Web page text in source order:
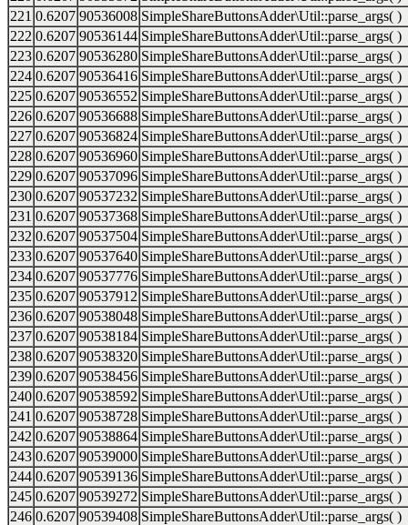
221 0.6207 90536008 SimpleShareButtonsAdder\Util::parse_args( )
222 0.6207 90536144 SimpleShareButtonsAdder\Util::parse_args( )
223 0.6207 90536280 SimpleShareButtonsAdder\Util::parse_args( )
224 0.6207 90536416 SimpleShareButtonsAdder\Util::parse_args( )
225 0.6207 90536552 SimpleShareButtonsAdder\Util::parse_args( )
226 0.6207 90536688 SimpleShareButtonsAdder\Util::parse_args( )
227 0.6207 90536824 SimpleShareButtonsAdder\Util::parse_args( )
228 0.6207 90536960 SimpleShareButtonsAdder\Util::parse_args( )
229 0.6207 90537096 SimpleShareButtonsAdder\Util::parse_args( )
230 0.6207 90537232 SimpleShareButtonsAdder\Util::parse_args( )
231 0.6207 90537368 SimpleShareButtonsAdder\Util::parse_args( )
232 0.6207 90537504 SimpleShareButtonsAdder\Util::parse_args( )
233 0.6207 90537640 SimpleShareButtonsAdder\Util::parse_args( )
234 0.6207 90537776 SimpleShareButtonsAdder\Util::parse_args( )
235 0.6207 90537912 SimpleShareButtonsAdder\Util::parse_args( )
236 0.6207 90538048 SimpleShareButtonsAdder\Util::parse_args( )
237 0.6207 90538184 SimpleShareButtonsAdder\Util::parse_args( )
238 0.6207 90538320 SimpleShareButtonsAdder\Util::parse_args( )
239 0.6207 90538456 SimpleShareButtonsAdder\Util::parse_args( )
240 0.6207 90538592 SimpleShareButtonsAdder\Util::parse_args( )
241 0.6207 90538728 SimpleShareButtonsAdder\Util::parse_args( )
242 0.6207 90538864 SimpleShareButtonsAdder\Util::parse_args( )
243 0.6207 90539000 SimpleShareButtonsAdder\Util::parse_args( )
244 0.6207 90539136 SimpleShareButtonsAdder\Util::parse_args( )
245 0.6207 90539272 SimpleShareButtonsAdder\Util::parse_args( )
246 0.6207 90539408 SimpleShareButtonsAdder\Util::parse_args( )